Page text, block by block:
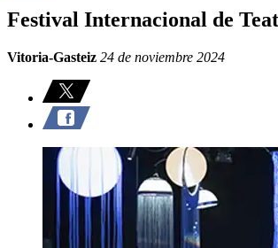
Festival Internacional de
Vitoria-Gasteiz 24 de noviembre 2024